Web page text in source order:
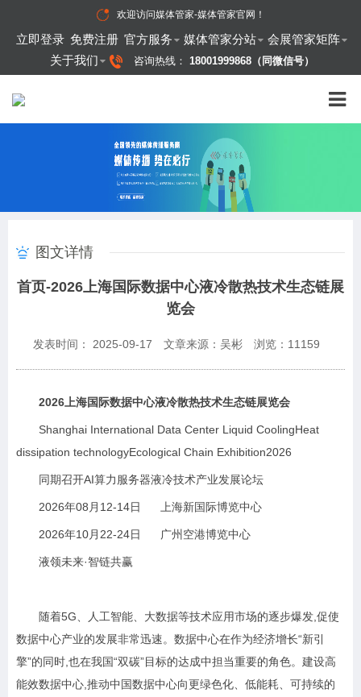
欢迎访问媒体管家-媒体管家官网 ！
立即登录 免费注册 官方服务 媒体管家分站
会展管家矩阵
关于我们
咨询热线： 18001999868（同微信号）
图文详情
首页-2026上海国际数据中心液冷散热技术生态链展
览会
发表时间： 2025-09-17 文章来源：吴彬 浏览： 11159
2026上海国际数据中心液冷散热技术生态链展览会
Shanghai International Data Center Liquid CoolingHeat
dissipation technologyEcological Chain Exhibition2026
同期召开AI算力服务器液冷技术产业发展论坛
2026年08月12-14日 上海新国际博览中心
2026年10月22-24日 广州空港博览中心
液领未来·智链共赢
随着5G、人工智能、大数据等技术应用市场的逐步爆发,促使
数据中心产业的发展非常迅速。数据中心在作为经济增长“新引
擎”的同时,也在我国“双碳”目标的达成中担当重要的角色。建设高
能效数据中心,推动中国数据中心向更绿色化、低能耗、可持续的